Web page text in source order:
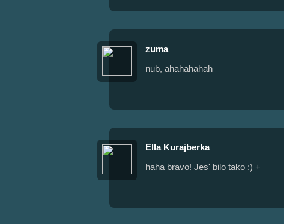
zuma
nub, ahahahahah
Ella Kurajberka
haha bravo! Jes' bilo tako :) +